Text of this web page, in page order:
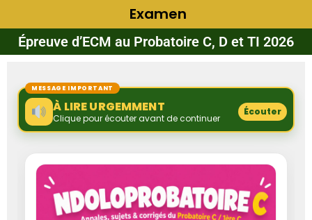
Examen
Épreuve d’ECM au Probatoire C, D et TI 2026
MESSAGE IMPORTANT
À LIRE URGEMMENT
Clique pour écouter avant de continuer
Écouter